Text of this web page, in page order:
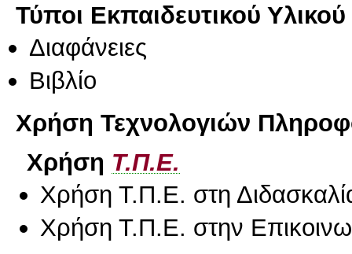
Τύποι Εκπαιδευτικού Υλικού
Διαφάνειες
Βιβλίο
Χρήση Τεχνολογιών
Χρήση Τ.Π.Ε.
Χρήση Τ.Π.Ε. στη
Χρήση Τ.Π.Ε. στην